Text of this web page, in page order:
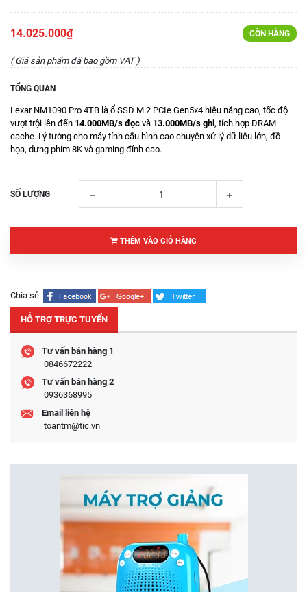
14.025.000₫ CÒN HÀNG
( Giá sản phẩm đã bao gồm VAT )
TỔNG QUAN
Lexar NM1090 Pro 4TB là ổ SSD M.2 PCIe Gen5x4 hiệu năng cao, tốc độ
vượt trội lên đến 14.000MB/s đọc và 13.000MB/s ghi, tích hợp DRAM
cache. Lý tưởng cho máy tính cấu hình cao chuyên xử lý dữ liệu lớn, đồ
họa, dựng phim 8K và gaming đỉnh cao.
SỐ LƯỢNG
THÊM VÀO GIỎ HÀNG
Chia sẻ:
HỖ TRỢ TRỰC TUYẾN
Tư vấn bán hàng 1
0846672222
Tư vấn bán hàng 2
0936368995
Email liên hệ
toantm@tic.vn